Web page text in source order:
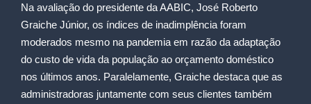
Na avaliação do presidente da AABIC, José Roberto
Graiche Júnior, os índices de inadimplência foram
moderados mesmo na pandemia em razão da adaptação
do custo de vida da população ao orçamento doméstico
nos últimos anos. Paralelamente, Graiche destaca que as
administradoras juntamente com seus clientes também